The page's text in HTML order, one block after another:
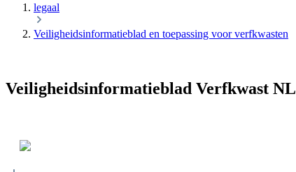
legaal
Veiligheidsinformatieblad en toepassing voor verfkwasten
Veiligheidsinformatieblad Verfkwast NL